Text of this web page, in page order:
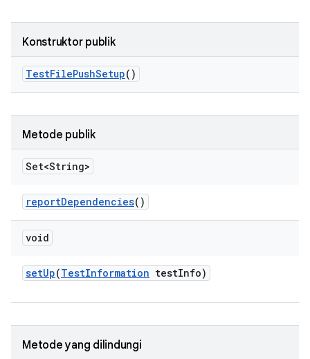
Konstruktor publik
TestFilePushSetup()
Metode publik
Set<String>
reportDependencies()
void
setUp(TestInformation testInfo)
Metode yang dilindungi